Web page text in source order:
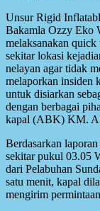
Unsur Rigid
Bakamla Ozzy Eko
melaksanakan quick
sekitar lokasi
nelayan agar tidak
melaporkan insiden
untuk disiarkan
dengan berbagai
kapal (ABK) KM.
Berdasarkan
sekitar pukul 03.05
dari Pelabuhan
satu menit, kapal
mengirim